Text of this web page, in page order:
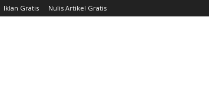
Iklan Gratis Nulis Artikel Gratis
XV Windows
Tragis